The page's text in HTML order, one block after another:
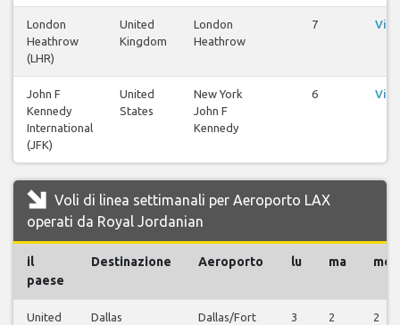
London
Heathrow
(LHR)
United
Kingdom
London
Heathrow
7
John F
Kennedy
International
(JFK)
United
States
New York
John F
Kennedy
6
Voli di linea settimanali per Aeroporto LAX
operati da Royal Jordanian
il
paese
Destinazione Aeroporto lu ma me
United
Dallas
Dallas/Fort
3 2 2